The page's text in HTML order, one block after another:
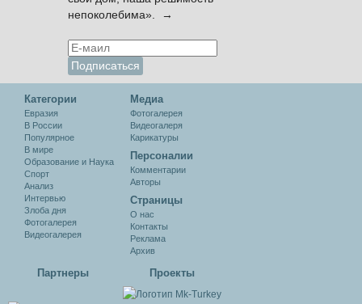
непоколебима». →
Категории
Евразия
В России
Популярное
В мире
Образование и Наука
Спорт
Анализ
Интервью
Злоба дня
Фотогалерея
Видеогалерея
Медиа
Фотогалерея
Видеогалеря
Карикатуры
Персоналии
Комментарии
Авторы
Cтраницы
О нас
Контакты
Реклама
Архив
Партнеры Проекты